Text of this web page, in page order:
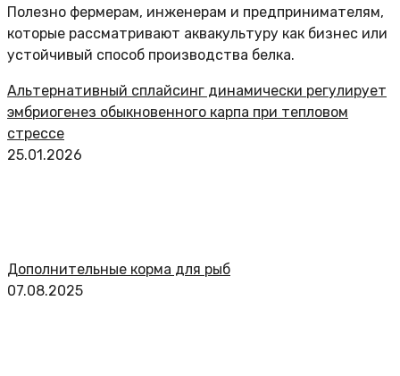
Полезно фермерам, инженерам и предпринимателям,
которые рассматривают аквакультуру как бизнес или
устойчивый способ производства белка.
Альтернативный сплайсинг динамически регулирует
эмбриогенез обыкновенного карпа при тепловом
стрессе
25.01.2026
Дополнительные корма для рыб
07.08.2025